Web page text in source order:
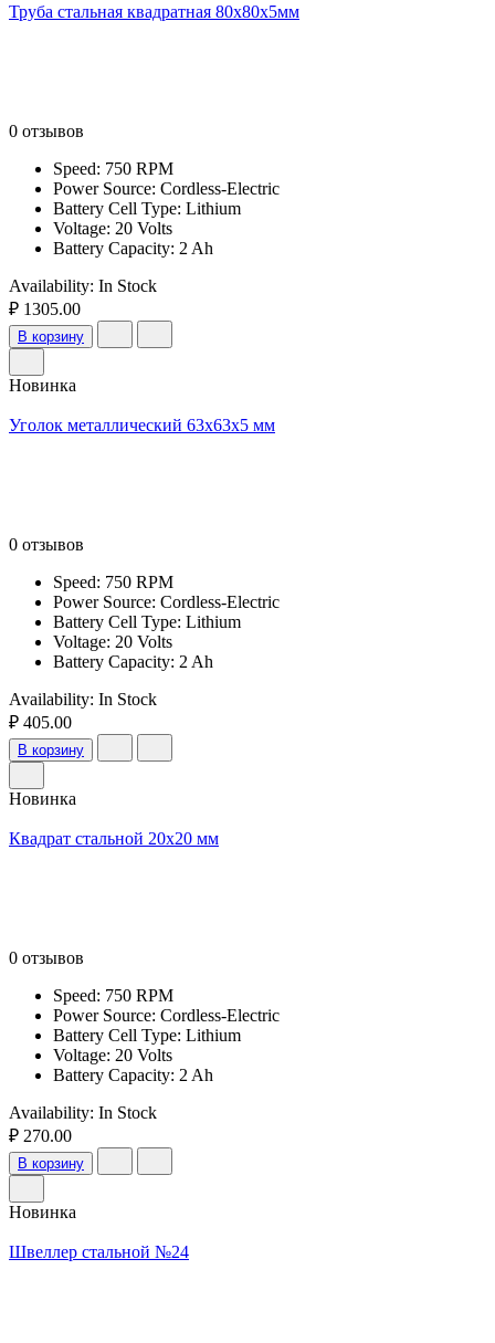
Труба стальная квадратная 80х80х5мм
0 отзывов
Speed: 750 RPM
Power Source: Cordless-Electric
Battery Cell Type: Lithium
Voltage: 20 Volts
Battery Capacity: 2 Ah
Availability: In Stock
₽ 1305.00
В корзину
Новинка
Уголок металлический 63x63x5 мм
0 отзывов
Speed: 750 RPM
Power Source: Cordless-Electric
Battery Cell Type: Lithium
Voltage: 20 Volts
Battery Capacity: 2 Ah
Availability: In Stock
₽ 405.00
В корзину
Новинка
Квадрат стальной 20х20 мм
0 отзывов
Speed: 750 RPM
Power Source: Cordless-Electric
Battery Cell Type: Lithium
Voltage: 20 Volts
Battery Capacity: 2 Ah
Availability: In Stock
₽ 270.00
В корзину
Новинка
Швеллер стальной №24